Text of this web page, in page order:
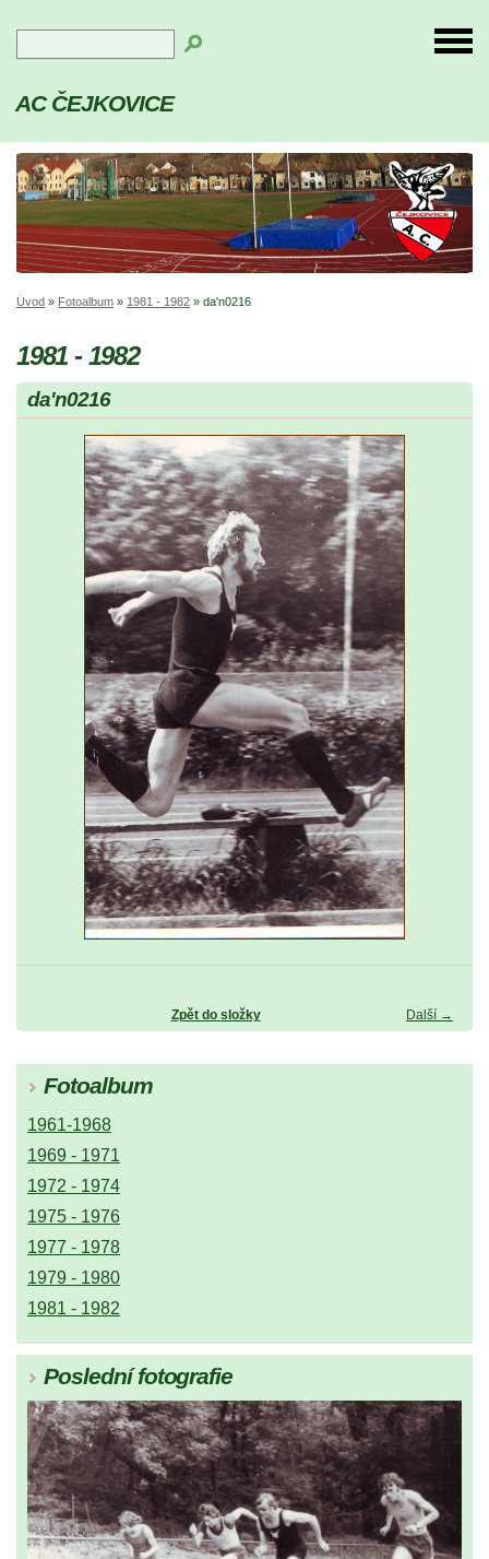
AC ČEJKOVICE
Úvod » Fotoalbum » 1981 - 1982 » da'n0216
1981 - 1982
da'n0216
Další →
Zpět do složky
Fotoalbum
1961-1968
1969 - 1971
1972 - 1974
1975 - 1976
1977 - 1978
1979 - 1980
1981 - 1982
Poslední fotografie